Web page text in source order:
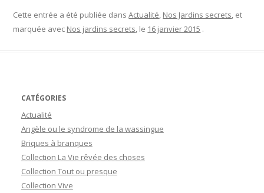
Cette entrée a été publiée dansActualité, Nos Jardins secrets, et
marquée avec Nos jardins secrets, le 16 janvier 2015 .
CATÉGORIES
Actualité
Angèle ou le syndrome de la wassingue
Briques à branques
Collection La Vie rêvée des choses
Collection Tout ou presque
Collection Vive